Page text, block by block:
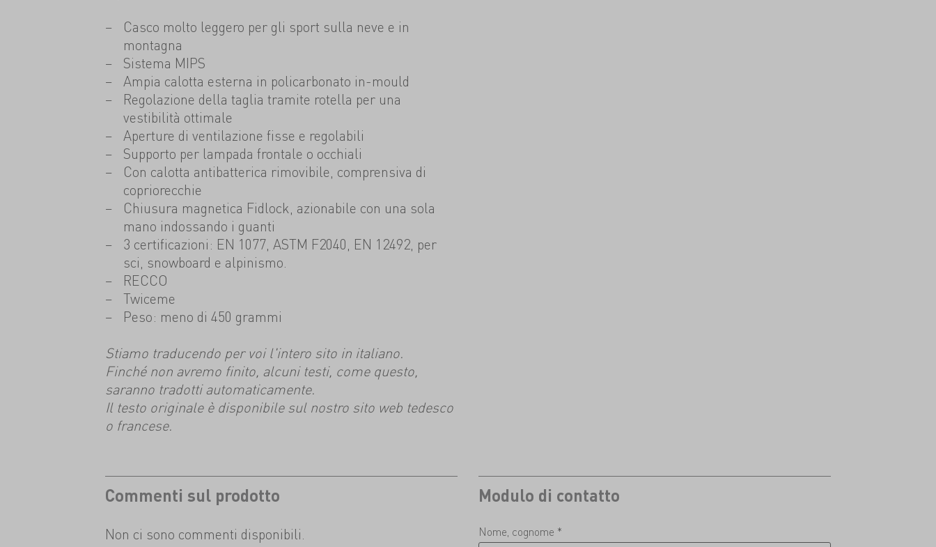
Casco molto leggero per gli sport sulla neve e in
montagna
Sistema MIPS
Ampia calotta esterna in policarbonato in-mould
Regolazione della taglia tramite rotella per una
vestibilità ottimale
Aperture di ventilazione fisse e regolabili
Supporto per lampada frontale o occhiali
Con calotta antibatterica rimovibile, comprensiva di
copriorecchie
Chiusura magnetica Fidlock, azionabile con una sola
mano indossando i guanti
3 certificazioni: EN 1077, ASTM F2040, EN 12492, per
sci, snowboard e alpinismo.
RECCO
Twiceme
Peso: meno di 450 grammi
Stiamo traducendo per voi l'intero sito in italiano.
Finché non avremo finito, alcuni testi, come questo,
saranno tradotti automaticamente.
Il testo originale è disponibile sul nostro sito web tedesco
o francese.
Commenti sul prodotto
Non ci sono commenti disponibili.
Modulo di contatto
Nome, cognome *